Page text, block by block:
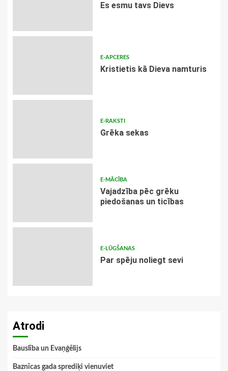
Es esmu tavs Dievs
E-APCERES
Kristietis kā Dieva namturis
E-RAKSTI
Grēka sekas
E-MĀCĪBA
Vajadzība pēc grēku
piedošanas un ticības
E-LŪGŠANAS
Par spēju noliegt sevi
Atrodi
Bauslība un Evaņģēlijs
Baznīcas gada sprediķi vienuviet